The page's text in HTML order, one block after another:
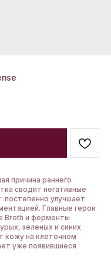
причина раннего
сводит негативные
постепенно улучшает
Главные герои
Broth и ферменты
зеленых и синих
кожу на клеточном
уже появившиеся